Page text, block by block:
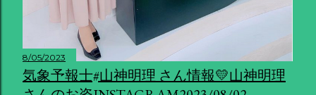
8/05/2023
気象予報士#山神明理 さん情報💛山神明理